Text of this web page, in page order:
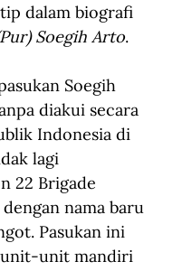
dalam biografi
Soegih Arto.
Soegih
diakui secara
Indonesia di
lagi
22 Brigade
nama baru
Pasukan ini
unit-unit mandiri